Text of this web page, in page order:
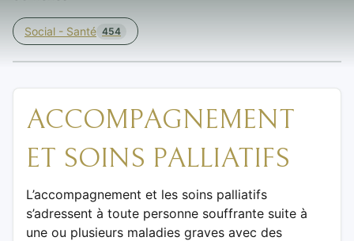
Social - Santé 454
ACCOMPAGNEMENT
ET SOINS PALLIATIFS
L’accompagnement et les soins palliatifs
s’adressent à toute personne souffrante suite à
une ou plusieurs maladies graves avec des